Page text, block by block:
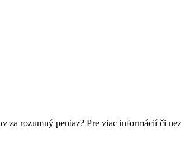
za rozumný peniaz? Pre viac informácií či